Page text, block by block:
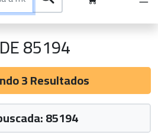
85194
3 Resultados
85194